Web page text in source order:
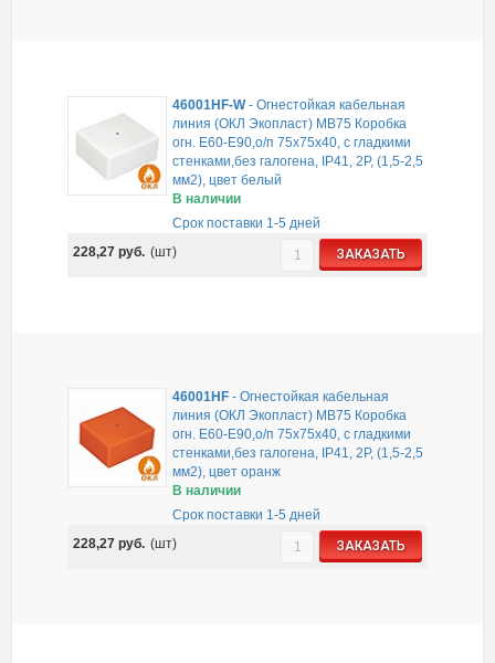
46001HF-W- Огнестойкая кабельная
линия (ОКЛ Экопласт) MB75 Коробка
огн. E60-E90,о/п 75х75х40, с гладкими
стенками,без галогена, IP41, 2P, (1,5-2,5
мм2), цвет белый
В наличии
Срок поставки 1-5 дней
228,27 руб. (шт) ЗАКАЗАТЬ
46001HF- Огнестойкая кабельная
линия (ОКЛ Экопласт) MB75 Коробка
огн. E60-E90,о/п 75х75х40, с гладкими
стенками,без галогена, IP41, 2P, (1,5-2,5
мм2), цвет оранж
В наличии
Срок поставки 1-5 дней
228,27 руб. (шт) ЗАКАЗАТЬ